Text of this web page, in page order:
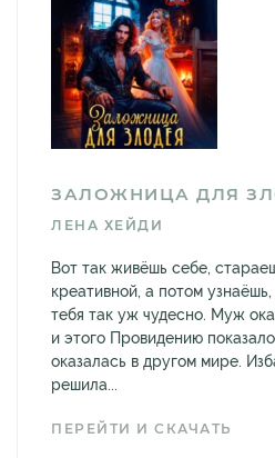
ЗАЛОЖНИЦА ДЛЯ
ЛЕНА ХЕЙДИ
Вот так живёшь себе,
креативной, а потом
тебя так уж чудесно. Муж
и этого Провидению
оказалась в другом мире.
решила...
ПЕРЕЙТИ И СКАЧАТЬ